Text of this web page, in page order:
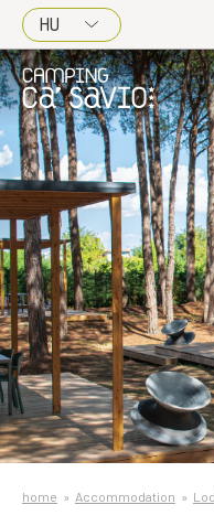
HU
home Accommodation